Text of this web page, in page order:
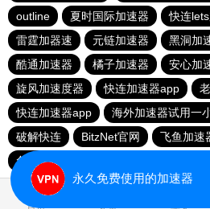
outline
夏时国际加速器 快连
雷霆加器速
元链加速器 黑洞加
酷通加速器
橘子加速器 安心加
旋风加速度器
快连加速器app
快连加速器app
海外加速器试用一
破解快连
BitzNet官网 飞鱼加速
免费vqn外网
永久免费使用的加速器